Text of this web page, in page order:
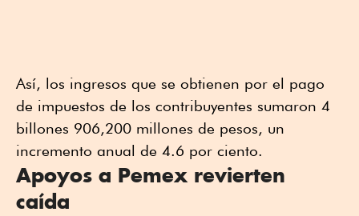
Así, los ingresos que se obtienen por el pago
de impuestos de los contribuyentes sumaron 4
billones 906,200 millones de pesos, un
incremento anual de 4.6 por ciento.
Apoyos a Pemex revierten
caída